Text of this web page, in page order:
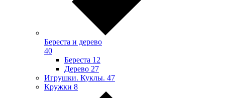
Береста и дерево
40
Береста 12
Дерево 27
Игрушки. Куклы. 47
Кружки 8